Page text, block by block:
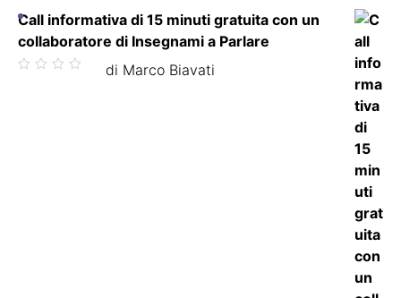
Call informativa di 15 minuti gratuita con un
collaboratore di Insegnami a Parlare
Valutato di Marco Biavati